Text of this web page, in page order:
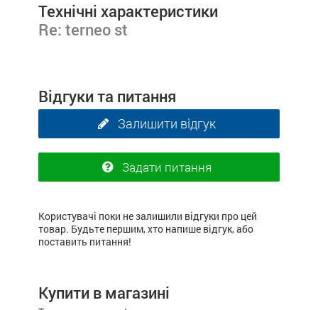
Технічні характеристики
Re: terneo st
Відгуки та питання
Залишити відгук
Задати питання
Користувачі поки не залишили відгуки про цей
товар. Будьте першим, хто напише відгук, або
поставить питання!
Купити в магазині